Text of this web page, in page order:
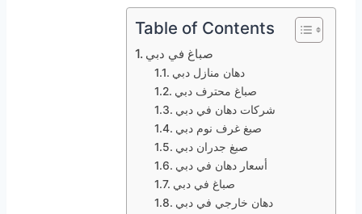
Table of Contents
صباغ في دبي
دهان منازل دبي
صباغ محترف دبي
شركات دهان في دبي
صبغ غرف نوم دبي
صبغ جدران دبي
أسعار دهان في دبي
صباغ في دبي
دهان خارجي في دبي